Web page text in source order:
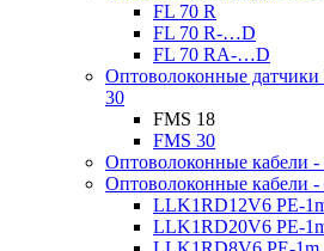
FL 70 R
FL 70 R-…D
FL 70 RA-…D
Оптоволоконные
30
FMS 18
FMS 30
Оптоволоконные кабели -
Оптоволоконные кабели -
LLK1RD12V6 PE-
LLK1RD20V6 PE-